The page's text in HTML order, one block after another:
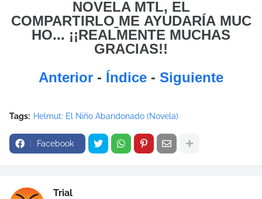
NOVELA MTL, EL
COMPARTIRLO ME AYUDARÍA MUC
HO... ¡¡REALMENTE MUCHAS
GRACIAS!!
Anterior - Índice - Siguiente
Tags: Helmut: El Niño Abandonado (Novela)
Facebook
Trial